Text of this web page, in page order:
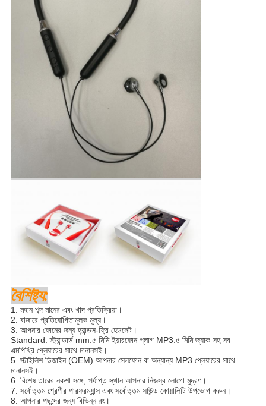
বৈশিষ্ট্য:
1. মহান শব্দ মানের এবং খাদ প্রতিক্রিয়া।
2. বাজারে প্রতিযোগিতামূলক মূল্য।
3. আপনার ফোনের জন্য হ্যান্ডস-ফ্রি হেডসেট।
Standard. স্ট্যান্ডার্ড mm.৫ মিমি ইয়ারফোন প্লাগ MP3.৫ মিমি জ্যাক সহ সব
এমপিথ্রি প্লেয়ারের সাথে মানানসই।
5. স্টাইলিশ ডিজাইন (OEM) আপনার সেলফোন বা অন্যান্য MP3 প্লেয়ারের সাথে
মানানসই।
6. বিশেষ তারের নকশা সঙ্গে, পর্যাপ্ত স্থান আপনার নিজস্ব লোগো মুদ্রণ।
7. সর্বোত্তম শ্রেণীর পারফরম্যান্স এবং সর্বোত্তম সাউন্ড কোয়ালিটি উপভোগ করুন।
8. আপনার পছন্দের জন্য বিভিন্ন রং।